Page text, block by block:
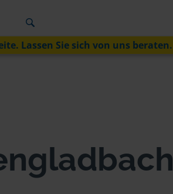
Lassen Sie sich von uns beraten.